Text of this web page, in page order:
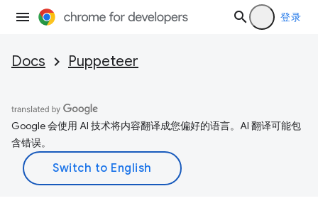
登录
Docs Puppeteer
Google 会使用 AI 技术将内容翻译成您偏好的语言。AI 翻译可能包
含错误。